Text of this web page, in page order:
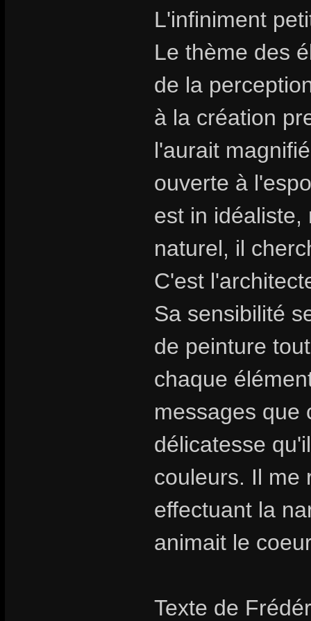
L'infiniment
Le thème des
de la
à la création
l'aurait
ouverte à
est in idéaliste,
naturel, il
C'est
Sa sensibilité
de peinture
chaque
messages que
délicatesse
couleurs. Il me
effectuant la
animait le
Texte de